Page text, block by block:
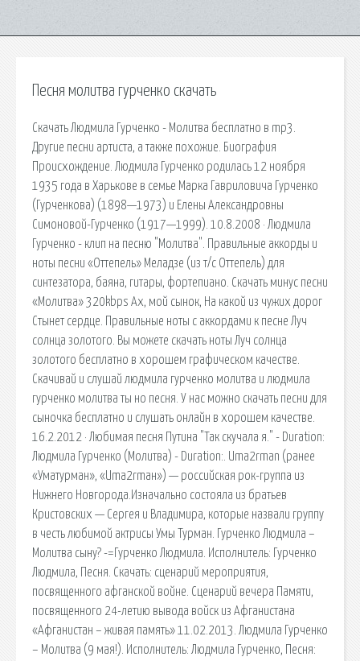
Песня молитва гурченко скачать
Скачать Людмила Гурченко - Молитва бесплатно в mp3.
Другие песни артиста, а также похожие. Биография
Происхождение. Людмила Гурченко родилась 12 ноября
1935 года в Харькове в семье Марка Гавриловича Гурченко
(Гурченкова) (1898—1973) и Елены Александровны
Симоновой-Гурченко (1917—1999). 10.8.2008 · Людмила
Гурченко - клип на песню "Молитва". Правильные аккорды и
ноты песни «Оттепель» Меладзе (из т/с Оттепель) для
синтезатора, баяна, гитары, фортепиано. Скачать минус песни
«Молитва» 320kbps Ах, мой сынок, На какой из чужих дорог
Стынет сердце. Правильные ноты с аккордами к песне Луч
солнца золотого. Вы можете скачать ноты Луч солнца
золотого бесплатно в хорошем графическом качестве.
Скачивай и слушай людмила гурченко молитва и людмила
гурченко молитва ты но песня. У нас можно скачать песни для
сыночка бесплатно и слушать онлайн в хорошем качестве.
16.2.2012 · Любимая песня Путина "Так скучала я." - Duration:
Людмила Гурченко (Молитва) - Duration:. Uma2rman (ранее
«Уматурман», «Uma2rmaн») — российская рок-группа из
Нижнего Новгорода.Изначально состояла из братьев
Кристовских — Сергея и Владимира, которые назвали группу
в честь любимой актрисы Умы Турман. Гурченко Людмила –
Молитва сыну? -=Гурченко Людмила. Исполнитель: Гурченко
Людмила, Песня. Скачать: сценарий мероприятия,
посвященного афганской войне. Сценарий вечера Памяти,
посвященного 24-летию вывода войск из Афганистана
«Афганистан – живая память» 11.02.2013. Людмила Гурченко
– Молитва (9 мая!). Исполнитель: Людмила Гурченко, Песня: